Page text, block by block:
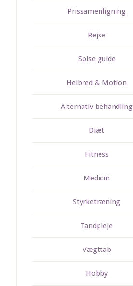
Prissamenligning
Rejse
Spise guide
Helbred & Motion
Alternativ behandling
Diæt
Fitness
Medicin
Styrketræning
Tandpleje
Vægttab
Hobby